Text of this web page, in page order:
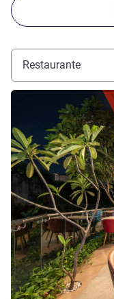
Restaurante
Ver detalhes